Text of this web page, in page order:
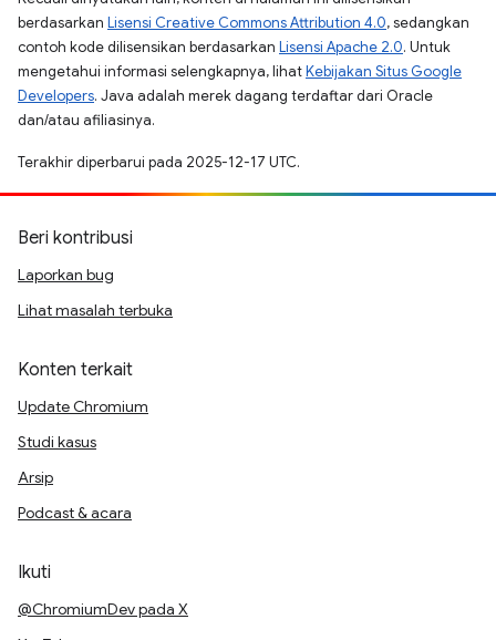
berdasarkan Lisensi Creative Commons Attribution 4.0, sedangkan
contoh kode dilisensikan berdasarkan Lisensi Apache 2.0. Untuk
mengetahui informasi selengkapnya, lihatKebijakan Situs Google
Developers. Java adalah merek dagang terdaftar dari Oracle
dan/atau afiliasinya.
Terakhir diperbarui pada 2025-12-17 UTC.
Beri kontribusi
Laporkan bug
Lihat masalah terbuka
Konten terkait
Update Chromium
Studi kasus
Arsip
Podcast & acara
Ikuti
@ChromiumDev pada X